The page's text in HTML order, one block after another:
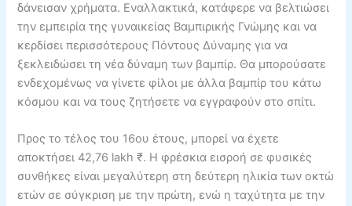
δάνεισαν χρήματα. Εναλλακτικά, κατάφερε να βελτιώσει
την εμπειρία της γυναικείας Βαμπιρικής Γνώμης και να
κερδίσει περισσότερους Πόντους Δύναμης για να
ξεκλειδώσει τη νέα δύναμη των βαμπίρ. Θα μπορούσατε
ενδεχομένως να γίνετε φίλοι με άλλα βαμπίρ του κάτω
κόσμου και να τους ζητήσετε να εγγραφούν στο σπίτι.
Προς το τέλος του 16ου έτους, μπορεί να έχετε
αποκτήσει 42,76 lakh ₹. Η φρέσκια εισροή σε φυσικές
συνθήκες είναι μεγαλύτερη στη δεύτερη ηλικία των οκτώ
ετών σε σύγκριση με την πρώτη, ενώ η ταχύτητα με την